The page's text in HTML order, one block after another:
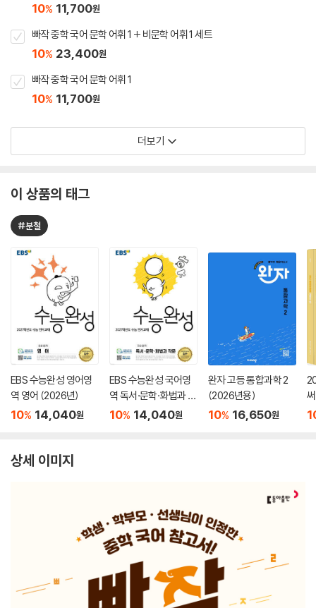
10% 11,700원
빠작 중학 국어 문학 어휘 1 + 비문학 어휘 1 세트
10% 23,400원
빠작 중학 국어 문학 어휘 1
10% 11,700원
더보기
이 상품의 태그
#분철
EBS 수능완성 영어영
역 영어 (2026년)
10% 14,040원
EBS 수능완성 국어영
역 독서·문학·화법과 작
문 (2026년)
10% 14,040원
완자 고등 통합과학 2
(2026년용)
10% 16,650원
서
상세 이미지